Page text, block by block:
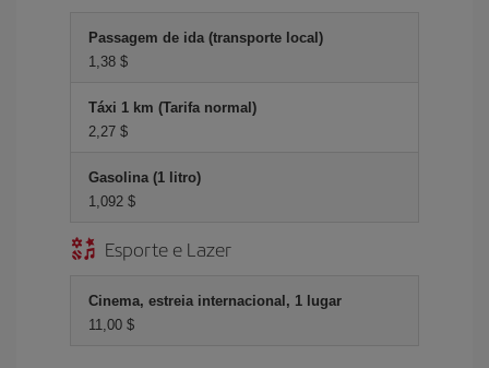
Passagem de ida (transporte local)
1,38 $
Táxi 1 km (Tarifa normal)
2,27 $
Gasolina (1 litro)
1,092 $
Esporte e Lazer
Cinema, estreia internacional, 1 lugar
11,00 $